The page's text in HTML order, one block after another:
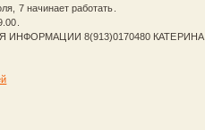
7 начинает работать.
8(913)0170480 КАТЕРИНА.